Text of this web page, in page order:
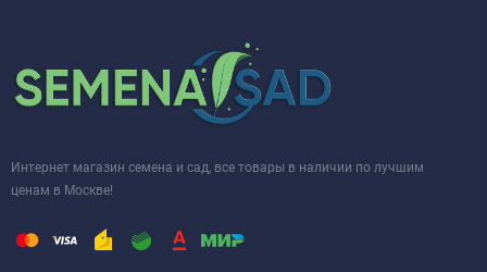
Интернет магазин семена и сад, все товары в наличии по лучшим
ценам в Москве!